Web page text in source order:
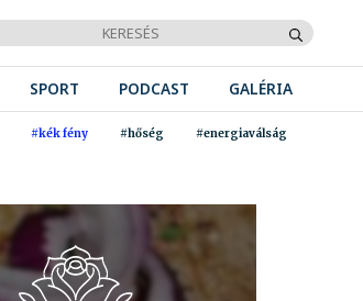
SPORT PODCAST GALÉRIA
#kék fény #hőség #energiaválság